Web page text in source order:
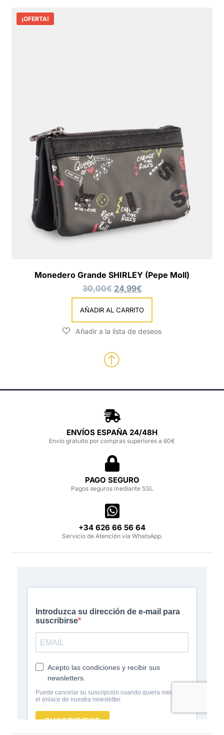
¡OFERTA!
Monedero Grande SHIRLEY (Pepe Moll)
30,00€ 24,99€
AÑADIR AL CARRITO
ENVÍOS ESPAÑA 24/48H
Envío gratuito por compras superiores a 60€
PAGO SEGURO
Pagos seguros mediante SSL
‪+34 626 66 56 64‬
Servicio de Atención vía WhatsApp.